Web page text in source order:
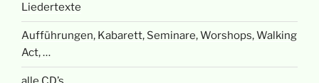
Liedertexte
Aufführungen, Kabarett, Seminare, Worshops, Walking
Act, …